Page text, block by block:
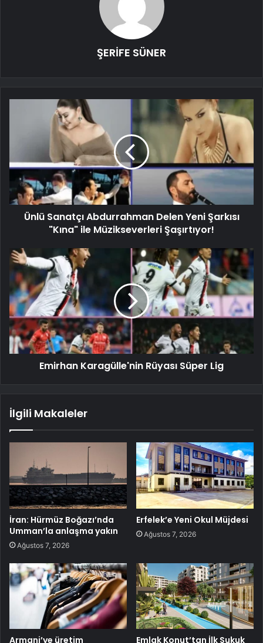
ŞERİFE SÜNER
Ünlü Sanatçı Abdurrahman Delen Yeni Şarkısı
"Kına" ile Müzikseverleri Şaşırtıyor!
Emirhan Karagülle'nin Rüyası Süper Lig
İlgili Makaleler
İran: Hürmüz Boğazı’nda
Umman’la anlaşma yakın
Ağustos 7, 2026
Erfelek’e Yeni Okul Müjdesi
Ağustos 7, 2026
Armani’ye üretim Emlak Konut’tan İlk Sukuk